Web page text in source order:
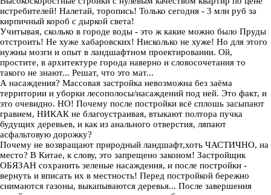
истребителей! Налетай, торопись! Только сегодня - 3 млн руб за
кирпичный короб с дыркой света!
Учитывая, сколько в городе воды - это ж какие можно было Пруды
отстроить! Не хуже хабаровских! Нисколько не хуже! Но для этого
нужны мозги и опыт в ландшафтном проектировании. Ой,
простите, в архитектуре города наверно и словосочетания то
такого не знают... Решат, что это мат...
А насаждения? Массовая застройка невозможна без заёма
территории и уборки лесополосы/насаждений под ней. Это факт, и
это очевидно. НО! Почему после постройки всё сплошь засыпают
гравием, НИКАК не благоустраивая, втыкают полтора пучка
будущих деревьев, и как из анального отверстия, ляпают
асфальтовую дорожку?
Почему не возвращают природный ландшафт,хоть ЧАСТИЧНО, на
место? В Китае, к слову, это запрещено законом! Застройщик
ОБЯЗАН сохранить зеленые насаждения, и после постройки -
вернуть и вписать их в местность! Перед постройкой бережно
снимаются газоны, выкапываются деревья... После завершения